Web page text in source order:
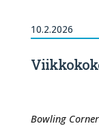
10.2.2026
Bowling